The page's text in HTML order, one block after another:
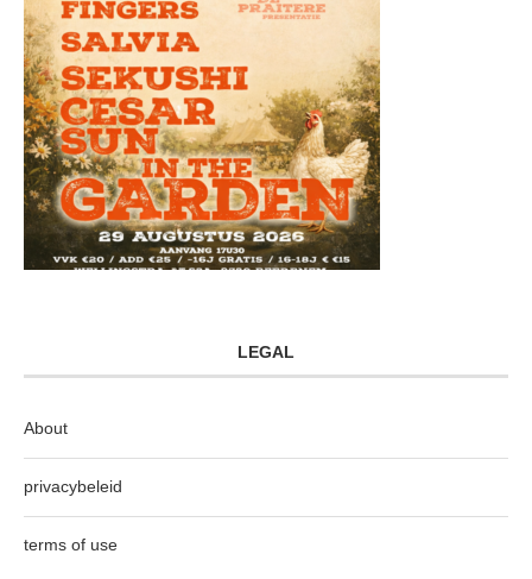
LEGAL
About
privacybeleid
terms of use